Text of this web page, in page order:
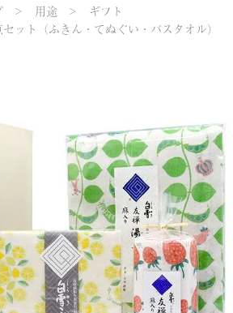
用途
ギフト
ット（ふきん・てぬぐい・バスタオル）